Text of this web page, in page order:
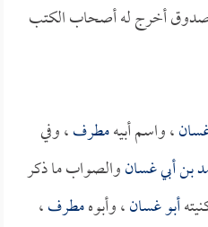
أخرج له أصحاب الكتب
، واسم أبيهمطرف، وفي
بن أبي غسانوالصواب ما ذكر
أبو غسان، وأبوهمطرف،